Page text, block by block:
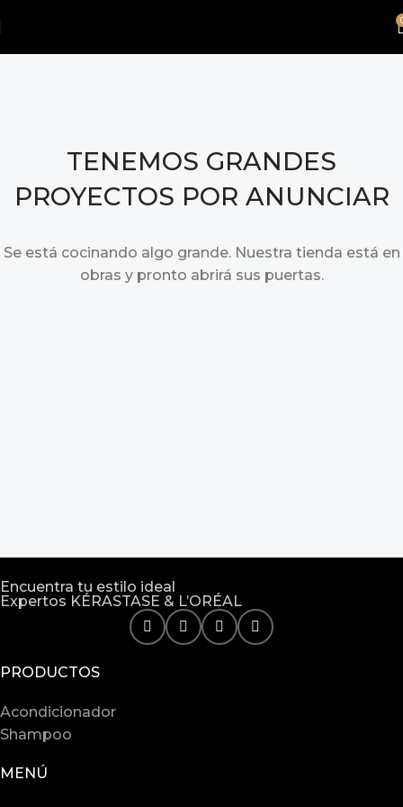
TENEMOS GRANDES
PROYECTOS POR ANUNCIAR
Se está cocinando algo grande. Nuestra tienda está en
obras y pronto abrirá sus puertas.
Encuentra tu estilo ideal
Expertos KÉRASTASE & L’ORÉAL
PRODUCTOS
Acondicionador
Shampoo
MENÚ